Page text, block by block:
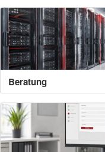
Beratung